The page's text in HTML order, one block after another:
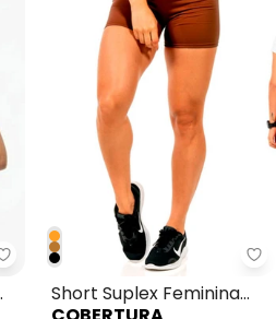
Cobertura - Blusa Termal
Short Suplex Feminina